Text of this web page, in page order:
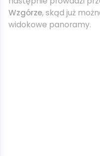
Wzgórze, skąd już
widokowe panoramy.